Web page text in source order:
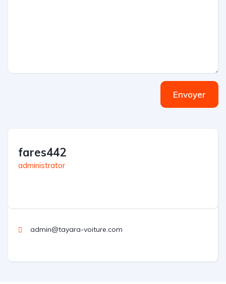
Envoyer
fares442
administrator
admin@tayara-voiture.com